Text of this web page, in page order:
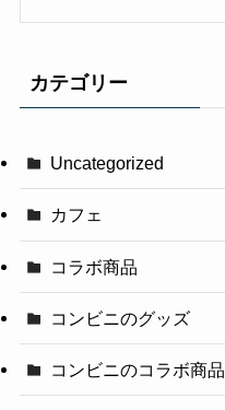
カテゴリー
Uncategorized
カフェ
コラボ商品
コンビニのグッズ
コンビニのコラボ商品